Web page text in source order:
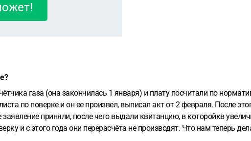
газа (она закончилась 1 января) и плату посчитали по
по поверке и он ее произвел, выписал акт от 2 февраля. После
заявление приняли, после чего выдали квитанцию, в которойкв
и с этого года они перерасчёта не производят. Что нам теперь